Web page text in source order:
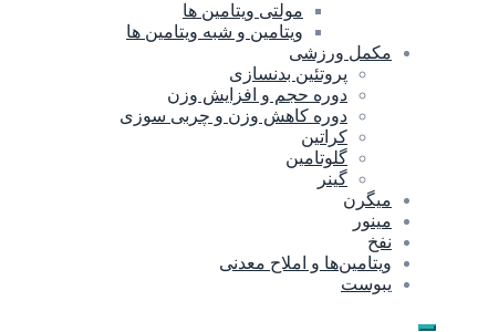
مولتی ویتامین ها
ویتامین و شبه ویتامین ها
مکمل ورزشی
پروتئین بدنسازی
دوره حجم و افزایش وزن
دوره کاهش وزن و چربی سوزی
کراتین
گلوتامین
گینر
میگرن
مینور
نفخ
ویتامین‌ها و املاح معدنی
یبوست